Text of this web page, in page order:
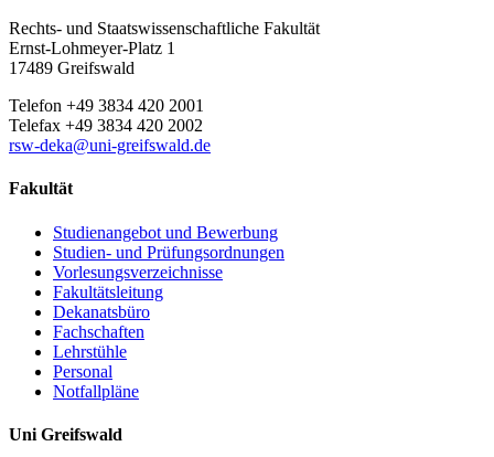
Rechts- und Staatswissenschaftliche Fakultät
Ernst-Lohmeyer-Platz 1
17489 Greifswald
Telefon +49 3834 420 2001
Telefax +49 3834 420 2002
rsw-deka@uni-greifswald.de
Fakultät
Studienangebot und Bewerbung
Studien- und Prüfungsordnungen
Vorlesungsverzeichnisse
Fakultätsleitung
Dekanatsbüro
Fachschaften
Lehrstühle
Personal
Notfallpläne
Uni Greifswald